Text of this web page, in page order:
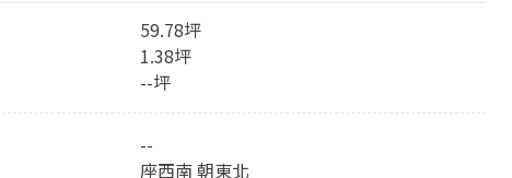
59.78坪
1.38坪
--坪
--
座西南 朝東北